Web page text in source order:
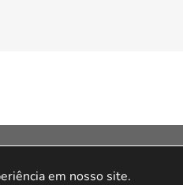
Doutor
em nosso site.